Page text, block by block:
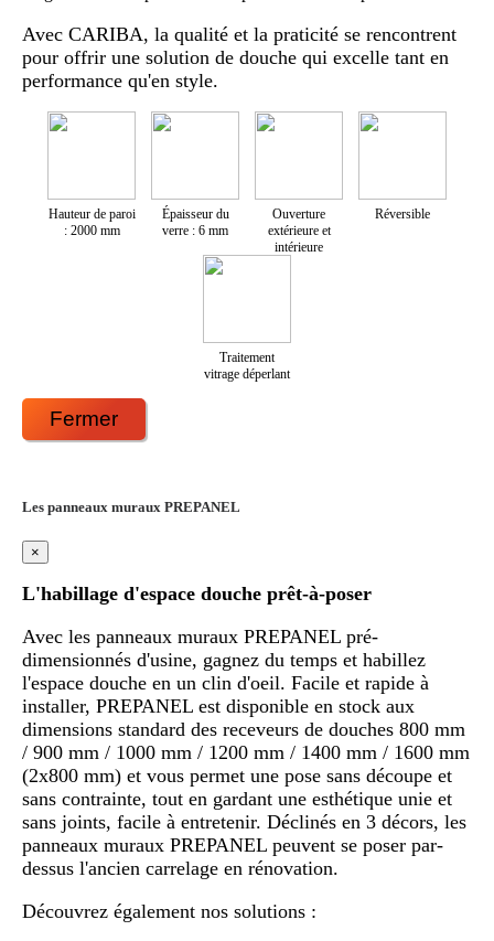
Avec CARIBA, la qualité et la praticité se rencontrent
pour offrir une solution de douche qui excelle tant en
performance qu'en style.
Hauteur de paroi
: 2000 mm
Épaisseur du
verre : 6 mm
Ouverture
extérieure et
intérieure
Réversible
Traitement
vitrage déperlant
Fermer
Les panneaux muraux PREPANEL
×
L'habillage d'espace douche prêt-à-poser
Avec les panneaux muraux PREPANEL pré-
dimensionnés d'usine, gagnez du temps et habillez
l'espace douche en un clin d'oeil. Facile et rapide à
installer, PREPANEL est disponible en stock aux
dimensions standard des receveurs de douches 800 mm
/ 900 mm / 1000 mm / 1200 mm / 1400 mm / 1600 mm
(2x800 mm) et vous permet une pose sans découpe et
sans contrainte, tout en gardant une esthétique unie et
sans joints, facile à entretenir. Déclinés en 3 décors, les
panneaux muraux PREPANEL peuvent se poser par-
dessus l'ancien carrelage en rénovation.
Découvrez également nos solutions :